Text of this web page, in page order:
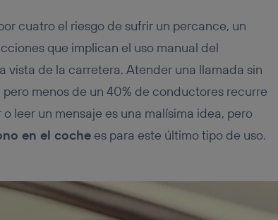
cuatro el riesgo de sufrir un percance, un
que implican el uso manual del
vista de la carretera. Atender una llamada sin
menos de un 40% de conductores recurre
leer un mensaje es una malísima idea, pero
en el cochees para este último tipo de uso.